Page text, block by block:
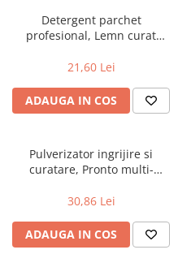
Accesorii maturi, mopuri & galeti
Produse curatare casa si exterior
Detergenti universali
Solutii dezinfectante
Servetele umede antibacteriene
Solutie curatat mobila
Solutie curatat podele
Solutie curatat geamuri
Solutie curatat covoare
Tampoane si absorbante
Scutece adulti
Produse autobronzante
Produse cu protectie solara
Pasta de dinti
Dizolvante si tratamente pentru
unghii
Detergent parchet
profesional, Lemn curat
21,60 Lei
ADAUGA IN COS
Pulverizator ingrijire si
curatare, Pronto multi-
30,86 Lei
ADAUGA IN COS